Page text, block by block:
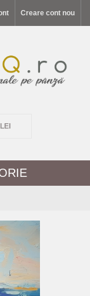
Creare cont nou